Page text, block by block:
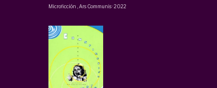
Microficción
Ars Communis·2022